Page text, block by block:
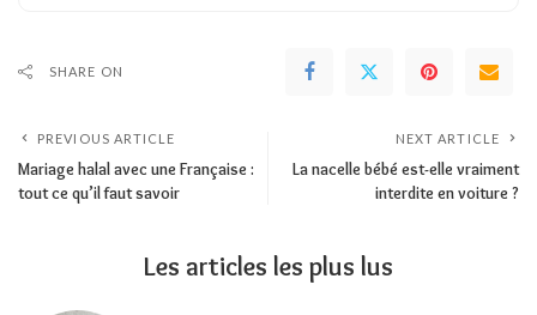
SHARE ON
PREVIOUS ARTICLE
Mariage halal avec une Française :
tout ce qu’il faut savoir
NEXT ARTICLE
La nacelle bébé est-elle vraiment
interdite en voiture ?
Les articles les plus lus